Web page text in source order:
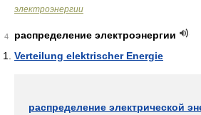
электроэнергии
4
распределение электроэнергии
Verteilung elektrischer Energie
распределение электрической